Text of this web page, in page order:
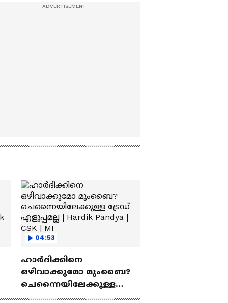
ഭേദിച്ച സംഗീതം, 5
04:53
ഹാർദിക്കിനെ
ഒഴിവാക്കുമോ മുംബൈ?
ചെന്നൈയിലേക്കുള്ള
ട്രേഡ് എളുപ്പമല്ല | Hardik